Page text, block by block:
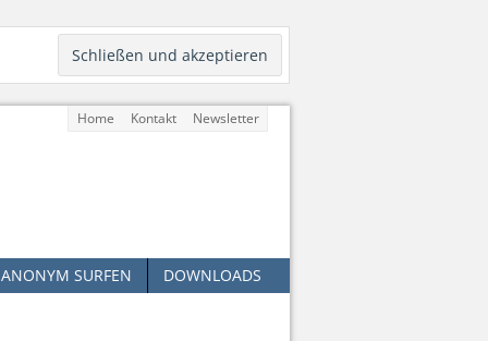
Home Kontakt Newsletter
ANONYM SURFEN DOWNLOADS